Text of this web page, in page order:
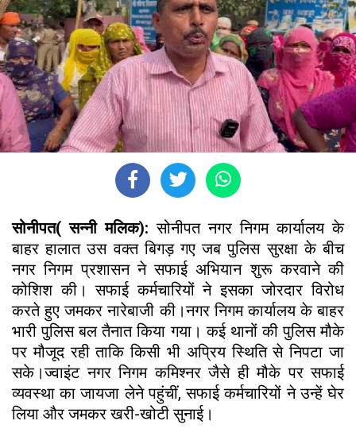
सोनीपत( सन्नी मलिक):सोनीपत नगर निगम कार्यालय के
बाहर हालात उस वक्त बिगड़ गए जब पुलिस सुरक्षा के बीच
नगर निगम प्रशासन ने सफाई अभियान शुरू करवाने की
कोशिश की। सफाई कर्मचारियों ने इसका जोरदार विरोध
करते हुए जमकर नारेबाजी की।नगर निगम कार्यालय के बाहर
भारी पुलिस बल तैनात किया गया। कई थानों की पुलिस मौके
पर मौजूद रही ताकि किसी भी अप्रिय स्थिति से निपटा जा
सके।ज्वाइंट नगर निगम कमिश्नर जैसे ही मौके पर सफाई
व्यवस्था का जायजा लेने पहुंचीं, सफाई कर्मचारियों ने उन्हें घेर
लिया और जमकर खरी-खोटी सुनाई।